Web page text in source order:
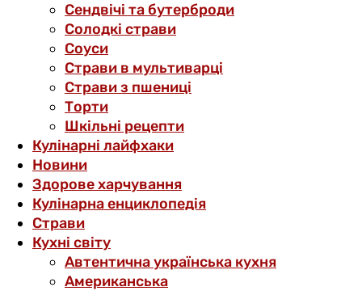
Сендвічі та бутерброди
Солодкі страви
Соуси
Страви в мультиварці
Страви з пшениці
Торти
Шкільні рецепти
Кулінарні лайфхаки
Новини
Здорове харчування
Кулінарна енциклопедія
Страви
Кухні світу
Автентична українська кухня
Американська